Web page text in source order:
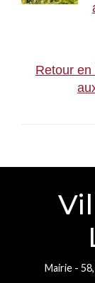
Retour
Mairie -